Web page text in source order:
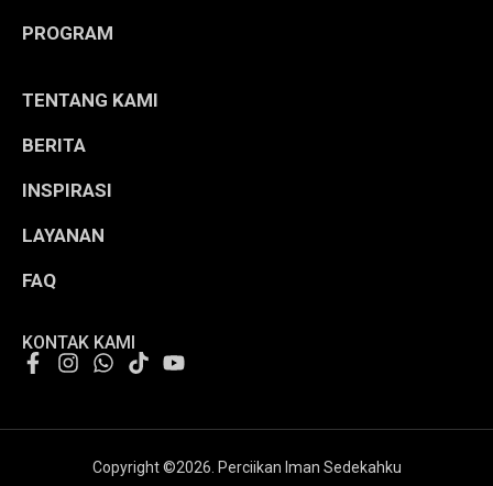
PROGRAM
TENTANG KAMI
BERITA
INSPIRASI
LAYANAN
FAQ
KONTAK KAMI
Copyright ©2026 . Perciikan Iman Sedekahku